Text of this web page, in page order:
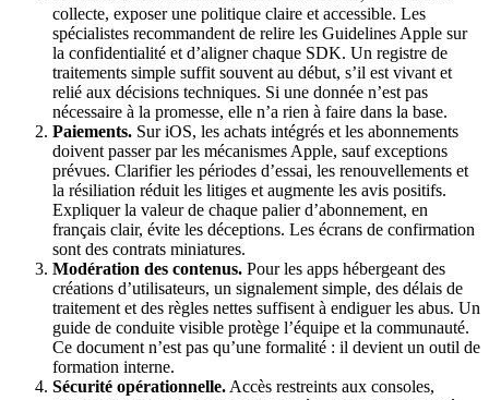
collecte, exposer une politique claire et accessible. Les
spécialistes recommandent de relire les Guidelines Apple sur
la confidentialité et d’aligner chaque SDK. Un registre de
traitements simple suffit souvent au début, s’il est vivant et
relié aux décisions techniques. Si une donnée n’est pas
nécessaire à la promesse, elle n’a rien à faire dans la base.
Paiements. Sur iOS, les achats intégrés et les abonnements
doivent passer par les mécanismes Apple, sauf exceptions
prévues. Clarifier les périodes d’essai, les renouvellements et
la résiliation réduit les litiges et augmente les avis positifs.
Expliquer la valeur de chaque palier d’abonnement, en
français clair, évite les déceptions. Les écrans de confirmation
sont des contrats miniatures.
Modération des contenus. Pour les apps hébergeant des
créations d’utilisateurs, un signalement simple, des délais de
traitement et des règles nettes suffisent à endiguer les abus. Un
guide de conduite visible protège l’équipe et la communauté.
Ce document n’est pas qu’une formalité : il devient un outil de
formation interne.
Sécurité opérationnelle. Accès restreints aux consoles,